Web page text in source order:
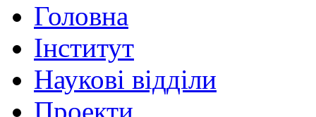
Головна
Інститут
Наукові відділи